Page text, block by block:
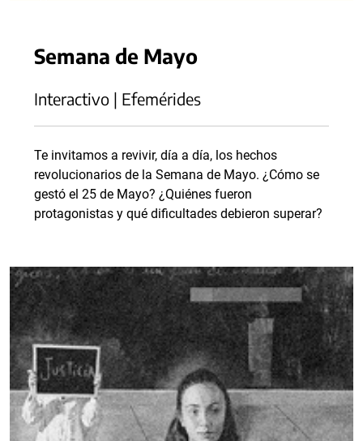
Semana de Mayo
Interactivo | Efemérides
Te invitamos a revivir, día a día, los hechos
revolucionarios de la Semana de Mayo. ¿Cómo se
gestó el 25 de Mayo? ¿Quiénes fueron
protagonistas y qué dificultades debieron superar?